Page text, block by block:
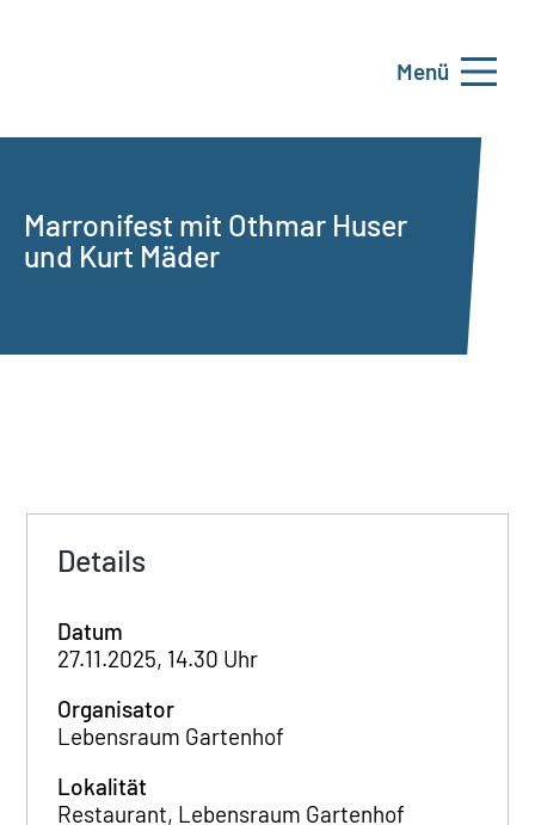
Menü
Marronifest mit Othmar Huser
und Kurt Mäder
Details
Datum
27.11.2025, 14.30 Uhr
Organisator
Lebensraum Gartenhof
Lokalität
Restaurant, Lebensraum Gartenhof